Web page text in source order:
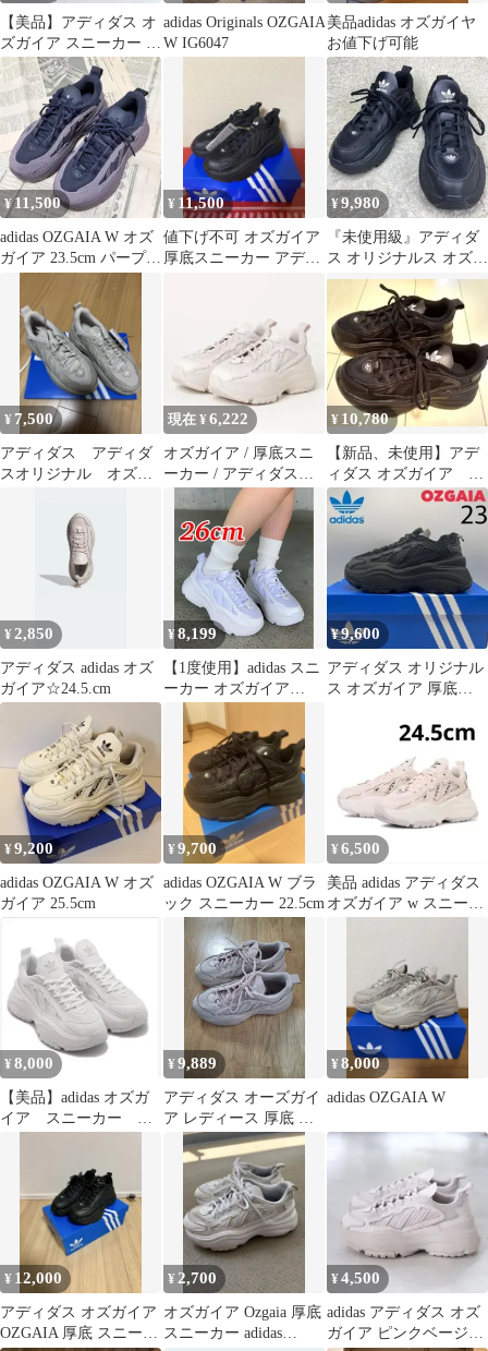
【美品】アディダス オ
ズガイア スニーカー 厚
底 ブラック 24.5cm
adidas Originals OZGAIA
W IG6047
美品adidas オズガイヤ
お値下げ可能
¥11,500
adidas OZGAIA W オズ
ガイア 23.5cm パープル
¥ 11,500
値下げ不可 オズガイア
厚底スニーカー アディ
¥9,980
『未使用級』アディダ
ス オリジナルス オズガ
イア 厚底スニーカー 黒
¥ 7,500
アディダス アディダ
スオリジナル オズガ
現在 ¥6,222
オズガイア / 厚底スニ
ーカー / アディダスオ
リジナルス ベージュ
¥ 10,780
【新品、未使用】アデ
ィダス オズガイア 黒
厚底スニーカー 22.5cm
¥ 2,850
アディダス adidas オズ
ガイア☆24.5.cm
¥8,199
【1度使用】adidas スニ
ーカー オズガイア
26cm 厚底 ホワイト
¥9,600
アディダス オリジナル
ス オズガイア 厚底
¥9,200
adidas OZGAIA W オズ
ガイア 25.5cm
¥9,700
adidas OZGAIA W ブラ
ック スニーカー 22.5cm
¥ 6,500
美品 adidas アディダス
オズガイア w スニーカ
¥ 8,000
【美品】adidas オズガ
イア スニーカー 厚
¥9,889
アディダス オーズガイ
ア レディース 厚底 ス
ニーカー 245 4134
¥8,000
adidas OZGAIA W
¥ 12,000
アディダス オズガイア
OZGAIA 厚底 スニーカ
¥2,700
オズガイア Ozgaia 厚底
スニーカー adidas
¥4,500
adidas アディダス オズ
ガイア ピンクベージュ